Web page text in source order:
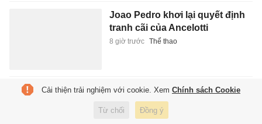
Joao Pedro khơi lại quyết định
tranh cãi của Ancelotti
8 giờ trước Thể thao
ĐBQH: Mở rộng hoạt động
ngân hàng cần phòng ngừa
việc 'bia kèm lạc'
Cải thiện trải nghiệm với cookie. Xem Chính sách Cookie
Từ chối Đồng ý